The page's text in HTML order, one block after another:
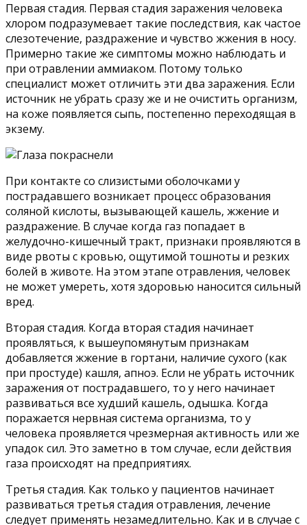
Первая стадия. Первая стадия заражения человека
хлором подразумевает такие последствия, как частое
слезотечение, раздражение и чувство жжения в носу.
Примерно такие же симптомы можно наблюдать и
при отравлении аммиаком. Потому только
специалист может отличить эти два заражения. Если
источник не убрать сразу же и не очистить организм,
на коже появляется сыпь, постепенно переходящая в
экзему.
При контакте со слизистыми оболочками у
пострадавшего возникает процесс образования
соляной кислоты, вызывающей кашель, жжение и
раздражение. В случае когда газ попадает в
желудочно-кишечный тракт, признаки проявляются в
виде рвоты с кровью, ощутимой тошноты и резких
болей в животе. На этом этапе отравления, человек
не может умереть, хотя здоровью наносится сильный
вред.
Вторая стадия. Когда вторая стадия начинает
проявляться, к вышеупомянутым признакам
добавляется жжение в гортани, наличие сухого (как
при простуде) кашля, апноэ. Если не убрать источник
заражения от пострадавшего, то у него начинает
развиваться все худший кашель, одышка. Когда
поражается нервная система организма, то у
человека проявляется чрезмерная активность или же
упадок сил. Это заметно в том случае, если действия
газа происходят на предприятиях.
Третья стадия. Как только у пациентов начинает
развиваться третья стадия отравления, лечение
следует применять незамедлительно. Как и в случае с